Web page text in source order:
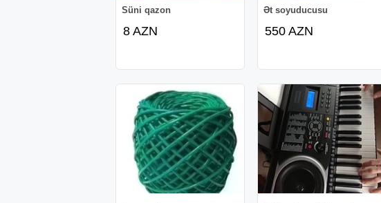
Süni qazon
8 AZN
Ət soyuducusu
550 AZN